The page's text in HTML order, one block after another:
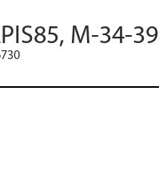
M-34-